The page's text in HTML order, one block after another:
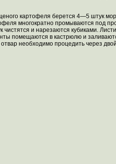
картофеля берется 4—5 штук
многократно промываются под
чистятся и нарезаются кубиками.
помещаются в кастрюлю и
необходимо процедить через